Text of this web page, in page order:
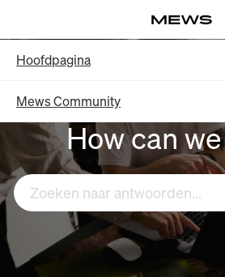
naar
hoofdinhoud
Hoofdpagina
Mews Community
How can